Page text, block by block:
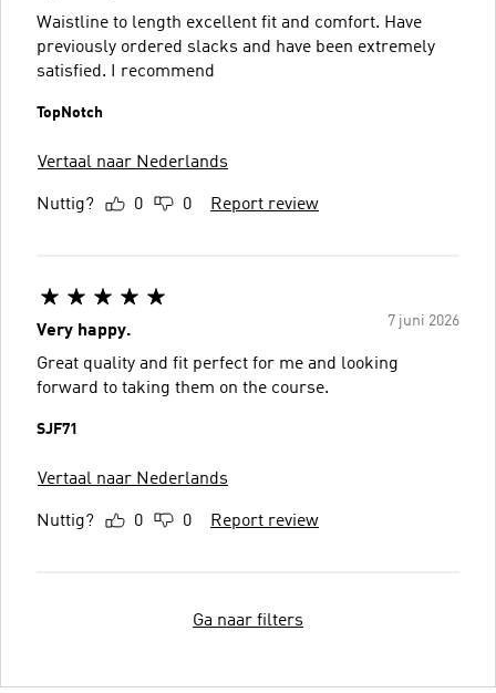
Waistline to length excellent fit and comfort. Have
previously ordered slacks and have been extremely
satisfied. I recommend
TopNotch
Vertaal naar Nederlands
Nuttig? 0 0 Report review
7 juni 2026
Very happy.
Great quality and fit perfect for me and looking
forward to taking them on the course.
SJF71
Vertaal naar Nederlands
Nuttig? 0 0 Report review
Ga naar filters